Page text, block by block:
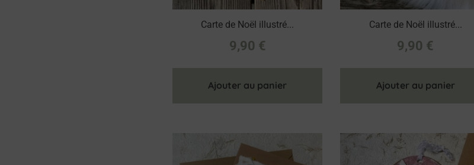
Carte de Noël illustré...
9,90 €
Ajouter au panier
Carte de Noël illustré...
9,90 €
Ajouter au panier